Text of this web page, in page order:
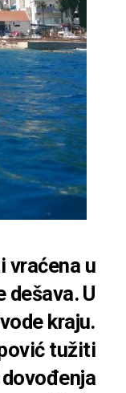
vraćena u
U
kraju.
tužiti